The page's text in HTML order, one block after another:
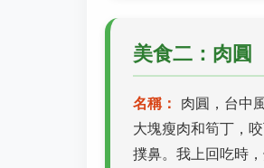
美食二：肉圓
名稱： 肉圓，台中
大塊瘦肉和筍丁，
撲鼻。我上回吃時